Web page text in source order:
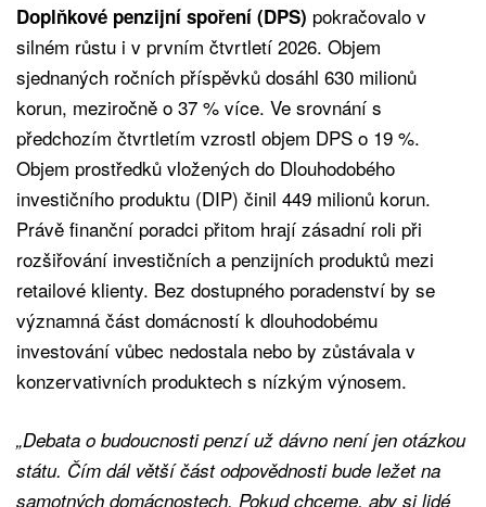
Doplňkové penzijní spoření (DPS) pokračovalo v
silném růstu i v prvním čtvrtletí 2026. Objem
sjednaných ročních příspěvků dosáhl 630 milionů
korun, meziročně o 37 % více. Ve srovnání s
předchozím čtvrtletím vzrostl objem DPS o 19 %.
Objem prostředků vložených do Dlouhodobého
investičního produktu (DIP) činil 449 milionů korun.
Právě finanční poradci přitom hrají zásadní roli při
rozšiřování investičních a penzijních produktů mezi
retailové klienty. Bez dostupného poradenství by se
významná část domácností k dlouhodobému
investování vůbec nedostala nebo by zůstávala v
konzervativních produktech s nízkým výnosem.
„Debata o budoucnosti penzí už dávno není jen otázkou
státu. Čím dál větší část odpovědnosti bude ležet na
samotných domácnostech. Pokud chceme, aby si lidé